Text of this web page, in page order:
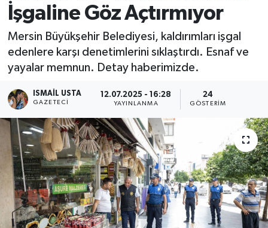
İşgaline Göz Açtırmıyor
Mersin Büyükşehir Belediyesi, kaldırımları işgal
edenlere karşı denetimlerini sıklaştırdı. Esnaf ve
yayalar memnun. Detay haberimizde.
ISMAIL USTA
GAZETECI
12.07.2025 - 16:28
YAYINLANMA
24
GÖSTERIM